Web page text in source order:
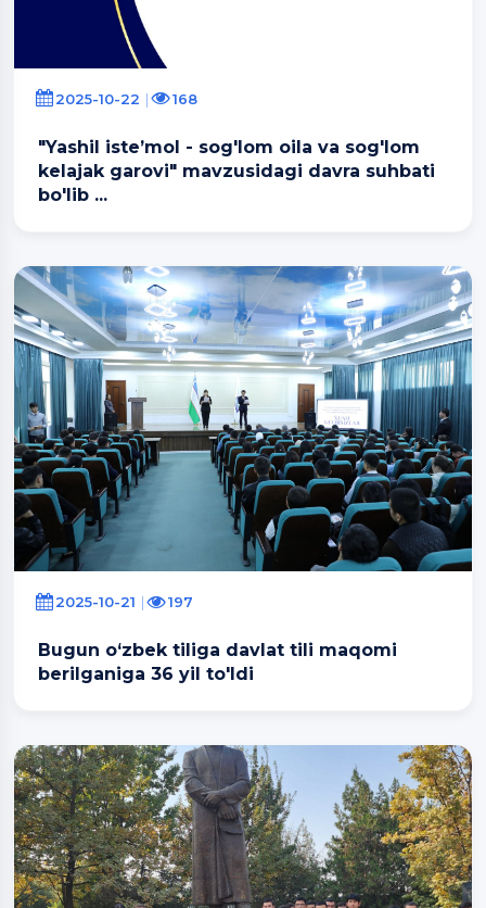
2025-10-22 168
"Yashil iste’mol - sog'lom oila va sog'lom
kelajak garovi" mavzusidagi davra suhbati
bo'lib ...
2025-10-21 197
Bugun o‘zbek tiliga davlat tili maqomi
berilganiga 36 yil to'ldi